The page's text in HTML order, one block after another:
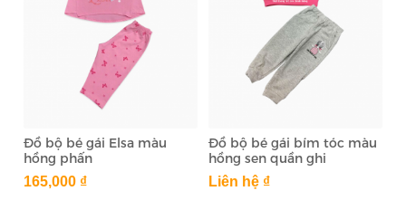
Đồ bộ bé gái Elsa màu
hồng phấn
165,000 ₫
Đồ bộ bé gái bím tóc màu
hồng sen quần ghi
Liên hệ ₫